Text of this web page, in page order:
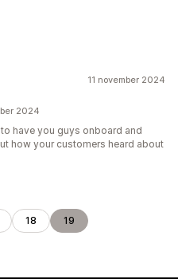
11 november 2024
2024
have you guys onboard and
how your customers heard about
18 19